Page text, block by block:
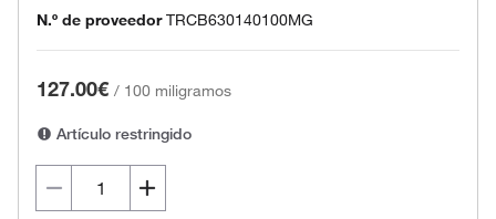
N.º de proveedor TRCB630140100MG
127.00€ / 100 miligramos
Artículo restringido